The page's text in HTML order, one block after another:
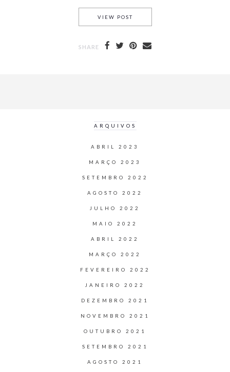
VIEW POST
SHARE
ARQUIVOS
ABRIL 2023
MARÇO 2023
SETEMBRO 2022
AGOSTO 2022
JULHO 2022
MAIO 2022
ABRIL 2022
MARÇO 2022
FEVEREIRO 2022
JANEIRO 2022
DEZEMBRO 2021
NOVEMBRO 2021
OUTUBRO 2021
SETEMBRO 2021
AGOSTO 2021